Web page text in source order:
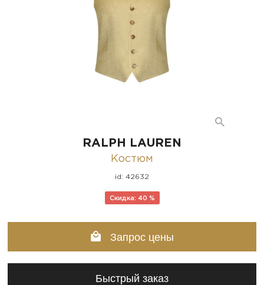
RALPH LAUREN
Костюм
id: 42632
Скидка: 40 %
Запрос цены
Быстрый заказ